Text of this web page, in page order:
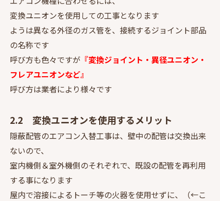
変換ユニオンを使用しての工事となります
ようは異なる外径のガス管を、接続するジョイント部品
の名称です
呼び方も色々ですが 『変換ジョイント・異径ユニオン・
フレアユニオンなど』
呼び方は業者により様々です
2.2 変換ユニオンを使用するメリット
隠蔽配管のエアコン入替工事は、壁中の配管は交換出来
ないので、
室内機側＆室外機側のそれぞれで、既設の配管を再利用
する事になります
屋内で溶接によるトーチ等の火器を使用せずに、（←こ